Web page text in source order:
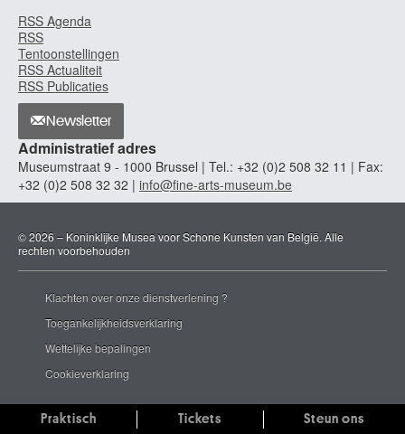
RSS Agenda
RSS
Tentoonstellingen
RSS Actualiteit
RSS Publicaties
Newsletter
Administratief adres
Museumstraat 9 - 1000 Brussel | Tel.: +32 (0)2 508 32 11 | Fax:
+32 (0)2 508 32 32 | info@fine-arts-museum.be
© 2026 – Koninklijke Musea voor Schone Kunsten van België. Alle
rechten voorbehouden
Klachten over onze dienstverlening ?
Toegankelijkheidsverklaring
Wettelijke bepalingen
Cookieverklaring
Praktisch Tickets Steun ons